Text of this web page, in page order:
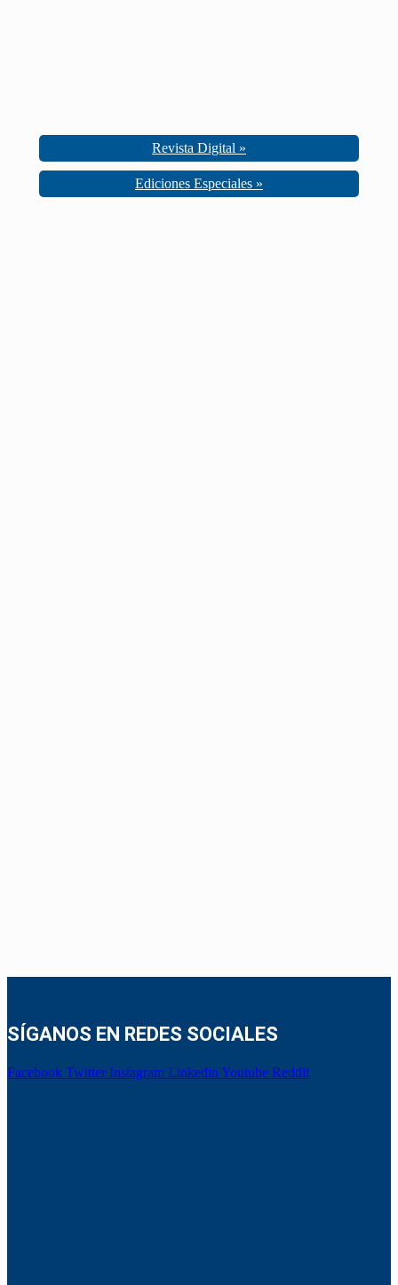
Revista Digital »
Ediciones Especiales »
SÍGANOS EN REDES SOCIALES
Facebook Twitter Instagram Linkedin Youtube Reddit